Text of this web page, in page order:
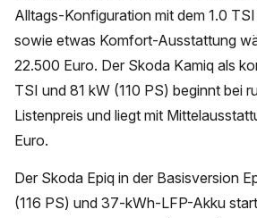
Alltags-Konfiguration mit dem 1.0
sowie etwas Komfort-Ausstattung
22.500 Euro. Der Skoda Kamiq als
TSI und 81 kW (110 PS) beginnt bei
Listenpreis und liegt mit
Euro.
Der Skoda Epiq in der Basisversion
(116 PS) und 37-kWh-LFP-Akku